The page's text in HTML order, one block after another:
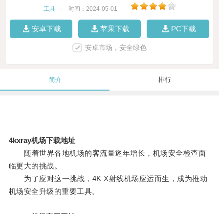
工具 时间：2024-05-01
安卓下载 苹果下载 PC下载
安卓市场，安全绿色
简介 排行
4kxray机场下载地址
随着世界各地机场的客流量逐年增长，机场安全检查面
临更大的挑战。
为了应对这一挑战，4K X射线机场应运而生，成为推动
机场安全升级的重要工具。